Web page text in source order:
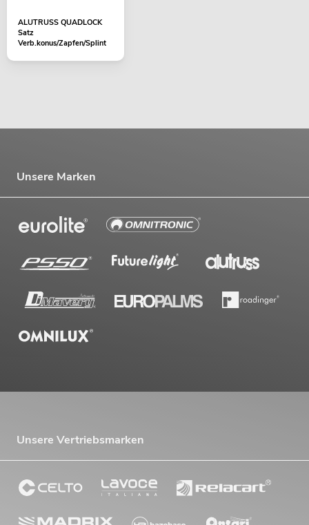
ALUTRUSS QUADLOCK
Satz
Verb.konus/Zapfen/Splint
Unsere Marken
Unsere Vertriebsmarken